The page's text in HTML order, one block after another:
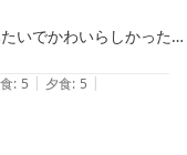
いでかわいらしかったで
客している。当たりで
コンよりかなり快適。部
。食事は量は多くないで
残りのお米でおにぎりを
: 5 | 夕食: 5 |